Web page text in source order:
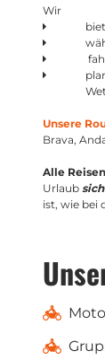
Wir
Unsere
Brava,
Alle
Urlaub
ist, wie bei